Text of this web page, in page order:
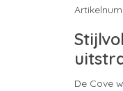
De Cove